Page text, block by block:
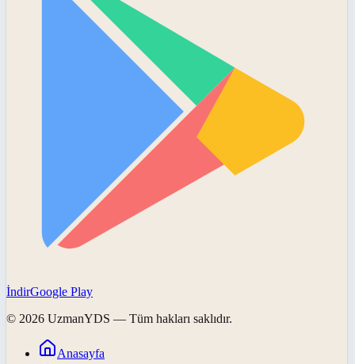
İndirGoogle Play
© 2026 UzmanYDS — Tüm hakları saklıdır.
Anasayfa